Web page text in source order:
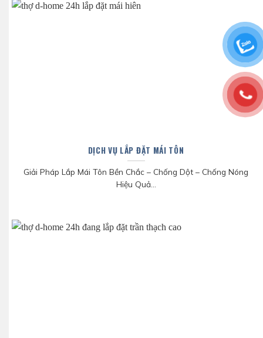
DỊCH VỤ LẮP ĐẶT MÁI TÔN
Giải Pháp Lắp Mái Tôn Bền Chắc – Chống Dột – Chống Nóng
Hiệu Quả...